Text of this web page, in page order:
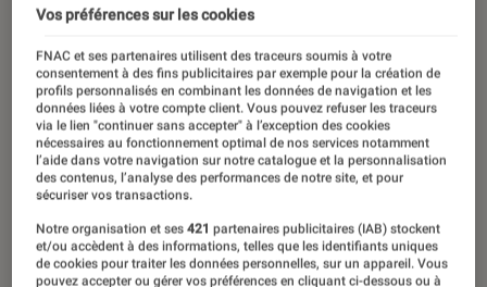
Vos préférences sur les cookies
FNAC et ses partenaires utilisent des traceurs soumis à votre
consentement à des fins publicitaires par exemple pour la création de
profils personnalisés en combinant les données de navigation et les
données liées à votre compte client. Vous pouvez refuser les traceurs
via le lien "continuer sans accepter" à l’exception des cookies
nécessaires au fonctionnement optimal de nos services notamment
l’aide dans votre navigation sur notre catalogue et la personnalisation
des contenus, l’analyse des performances de notre site, et pour
sécuriser vos transactions.
Notre organisation et ses421 partenaires publicitaires (IAB) stockent
et/ou accèdent à des informations, telles que les identifiants uniques
de cookies pour traiter les données personnelles, sur un appareil. Vous
pouvez accepter ou gérer vos préférences en cliquant ci-dessous ou à